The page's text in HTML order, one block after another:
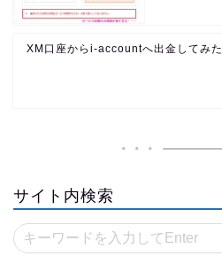
XM口座からi-accountへ出金してみた
サイト内検索